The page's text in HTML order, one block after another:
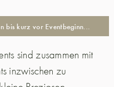
bis kurz vor Eventbeginn...
sind zusammen mit
inzwischen zu